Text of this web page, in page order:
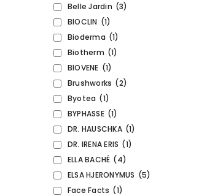
(3)
Belle Jardin
(1)
BIOCLIN
(1)
Bioderma
(1)
Biotherm
(1)
BIOVENE
(2)
Brushworks
(1)
Byotea
(1)
BYPHASSE
(1)
DR. HAUSCHKA
(1)
DR. IRENA ERIS
(4)
ELLA BACHÉ
(5)
ELSA HJERONYMUS
(1)
Face Facts